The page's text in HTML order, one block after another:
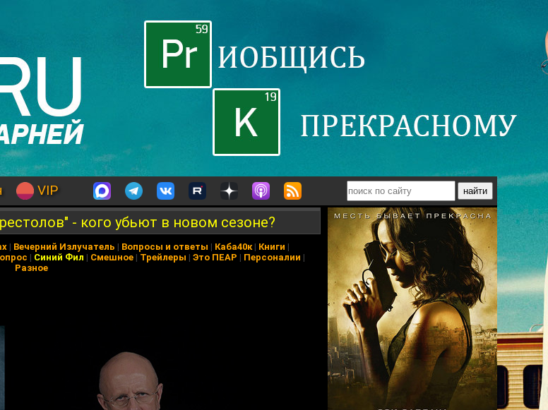
VIP
- кого убьют в новом сезоне?
| Вечерний Излучатель | Вопросы и ответы | Каба40к| Книги |
| Синий Фил | Смешное | Трейлеры | Это ПЕАР | Персоналии |
Разное